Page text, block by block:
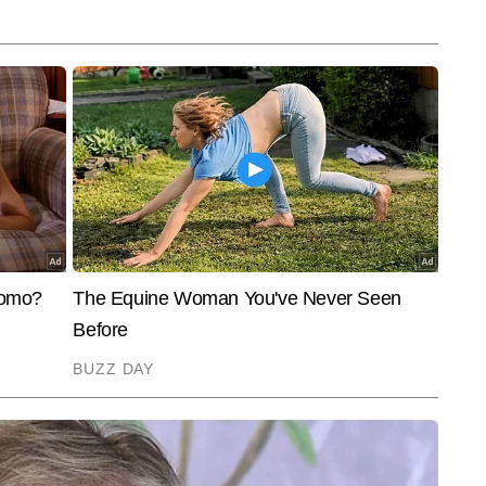
Deal: क्या ईरान के
दुनिया का सबसे बड़ा 'ऑयल
INDIA
'बांग्लादेश में पाकिस्तान की ISI को पूरी छूट
मिली'...शेख हसीना के बेटे बोले- जेलों से
छूटकर आतंकवादी आ रहे, भारत के लिए
खतरा!
के लाइफस्टाइल सेक्शन में कंटेंट राइटर के रूप में कार्यरत हैं। फैशन, ब्यूटी,
लेखन शैली सरल, ट्रेंडी और यूज़र-फ्रेंडली है, जो पाठकों को तेजी से बदलते फैशन व
के लिए जानी जाती हैं।
End of Article